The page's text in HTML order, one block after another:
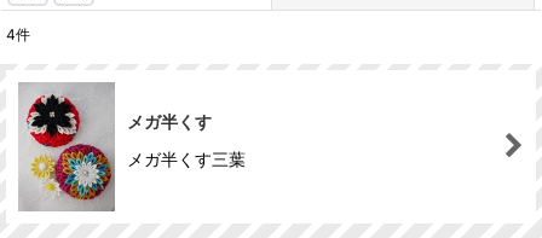
並び順:
4件
メガ半くす
メガ半くす三葉